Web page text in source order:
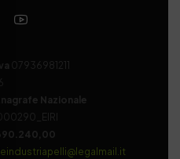
07936981211
Nazionale
000290_EIRI